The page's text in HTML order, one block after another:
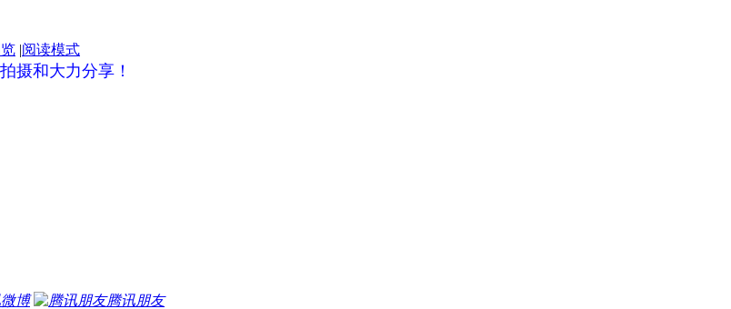
|阅读模式
摄和大力分享！
博
腾讯朋友